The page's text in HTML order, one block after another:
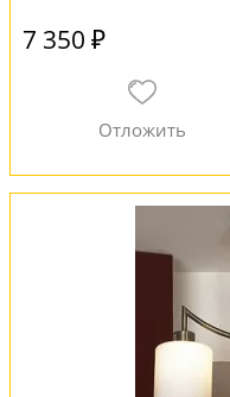
7 350 ₽